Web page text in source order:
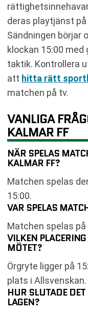
deras playtjänst
Sändningen börjar
klockan 15:00
taktik. Kontrollera
att hitta rätt
matchen på tv.
VANLIGA
KALMAR FF
NÄR SPELAS
KALMAR FF?
Matchen spelas
15:00.
VAR SPELAS
Matchen spelas på
VILKEN
MÖTET?
Örgryte ligger på
plats i Allsvenskan.
HUR SLUTADE
LAGEN?